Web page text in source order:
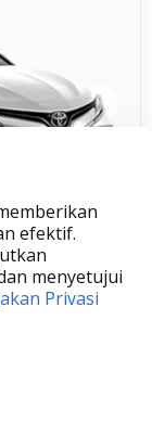
efektif.
menyetujui
Privasi